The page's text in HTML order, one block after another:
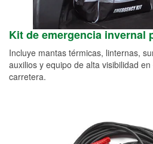
Kit de emergencia invernal
Incluye mantas térmicas, linternas,
auxilios y equipo de alta visibilidad
carretera.